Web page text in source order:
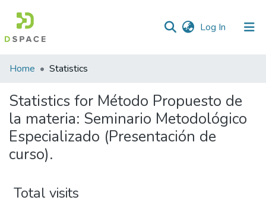
Log In (current)
Home Statistics
Statistics for Método Propuesto de
la materia: Seminario Metodológico
Especializado (Presentación de
curso).
Total visits